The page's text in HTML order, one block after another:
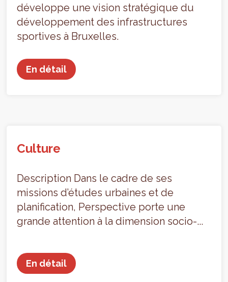
développe une vision stratégique du
développement des infrastructures
sportives à Bruxelles.
En détail
Culture
Description Dans le cadre de ses
missions d’études urbaines et de
planification, Perspective porte une
grande attention à la dimension socio-...
En détail